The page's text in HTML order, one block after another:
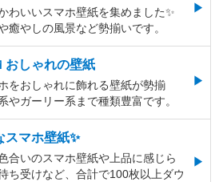
わいいスマホ壁紙を集めました✨
癒やしの風景など勢揃いです。
おしゃれの壁紙
をおしゃれに飾れる壁紙が勢揃
やガーリー系まで種類豊富です。
スマホ壁紙✨
合いのスマホ壁紙や上品に感じら
ち受けなど、合計で100枚以上ダウ